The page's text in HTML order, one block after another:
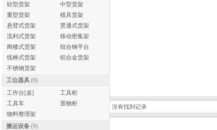
轻型货架
中型货架
重型货架
模具货架
悬臂式货架
贯通式货架
流利式货架
移动密集架
阁楼式货架
组合钢平台
线棒式货架
铝合金货架
不锈钢货架
工位器具 (6)
工作台[桌]
工具柜
工具车
置物柜
物料整理架
搬运设备 (9)
没有找到记录